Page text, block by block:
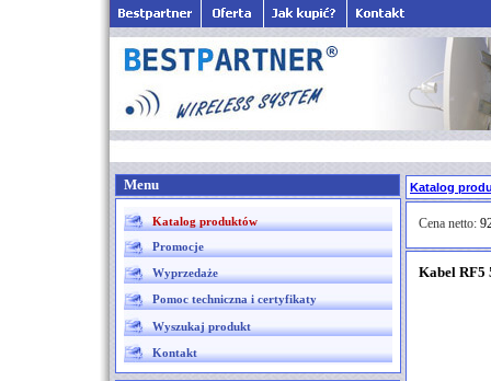
Menu
Katalog produktów
Promocje
Wyprzedaże
Pomoc techniczna i certyfikaty
Wyszukaj produkt
Kontakt
Katalog
Cena netto:
Kabel RF5